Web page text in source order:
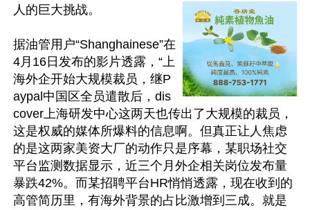
人的巨大挑战。
据油管用户“Shanghainese”在
4月16日发布的影片透露，“上
海外企开始大规模裁员，继P
aypal中国区全员遣散后，dis
cover上海研发中心这两天也传出了大规模的裁员，
这是权威的媒体所爆料的信息啊。但真正让人焦虑
的是这两家美资大厂的动作只是序幕，某职场社交
平台监测数据显示，近三个月外企相关岗位发布量
暴跌42%。而某招聘平台HR悄悄透露，现在收到的
高管简历里，有海外背景的占比激增到三成。就是